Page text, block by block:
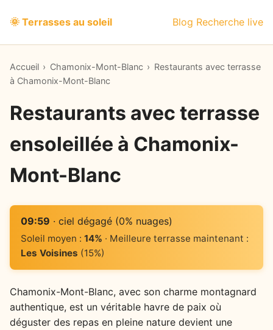
🌞 Terrasses au soleil Blog Recherche live
Accueil › Chamonix-Mont-Blanc › Restaurants avec terrasse
à Chamonix-Mont-Blanc
Restaurants avec terrasse
ensoleillée à Chamonix-
Mont-Blanc
09:59 · ciel dégagé (0% nuages)
Soleil moyen : 14% · Meilleure terrasse maintenant :
Les Voisines (15%)
Chamonix-Mont-Blanc, avec son charme montagnard
authentique, est un véritable havre de paix où
déguster des repas en pleine nature devient une